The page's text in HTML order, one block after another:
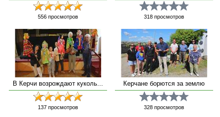
556 просмотров 318 просмотров
В Керчи возрождают куколь...
137 просмотров
Керчане борются за землю
328 просмотров